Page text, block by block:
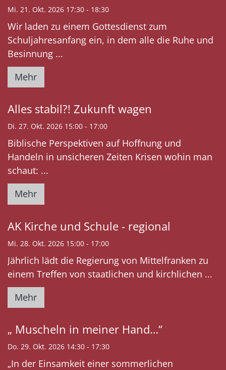
Mi. 21. Okt. 2026 17:30 - 18:30
Wir laden zu einem Gottesdienst zum
Schuljahresanfang ein, in dem alle die Ruhe und
Besinnung ...
Mehr
Alles stabil?! Zukunft wagen
Di. 27. Okt. 2026 15:00 - 17:00
Biblische Perspektiven auf Hoffnung und
Handeln in unsicheren Zeiten Krisen wohin man
schaut: ...
Mehr
AK Kirche und Schule - regional
Mi. 28. Okt. 2026 15:00 - 17:00
Jährlich lädt die Regierung von Mittelfranken zu
einem Treffen von staatlichen und kirchlichen ...
Mehr
„ Muscheln in meiner Hand…“
Do. 29. Okt. 2026 14:30 - 17:30
„In der Einsamkeit einer sommerlichen